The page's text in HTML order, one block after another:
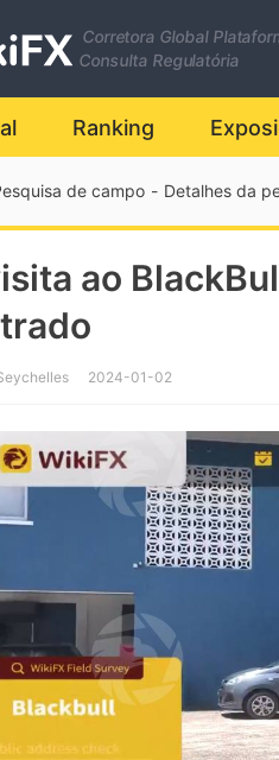
Corretora Global
Consulta Regulatória
Ranking
de campo - Detalhes da
ao
2024-01-02